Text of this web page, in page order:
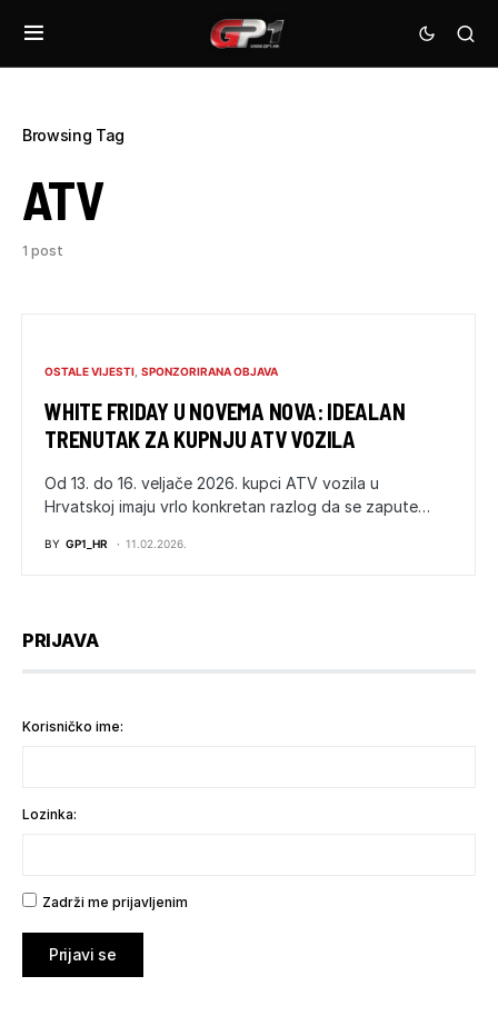
Browsing Tag
ATV
1 post
OSTALE VIJESTI SPONZORIRANA OBJAVA
WHITE FRIDAY U NOVEMA NOVA: IDEALAN
TRENUTAK ZA KUPNJU ATV VOZILA
Od 13. do 16. veljače 2026. kupci ATV vozila u
Hrvatskoj imaju vrlo konkretan razlog da se zapute…
BY GP1_HR 11.02.2026.
PRIJAVA
Korisničko ime:
Lozinka:
Zadrži me prijavljenim
Prijavi se